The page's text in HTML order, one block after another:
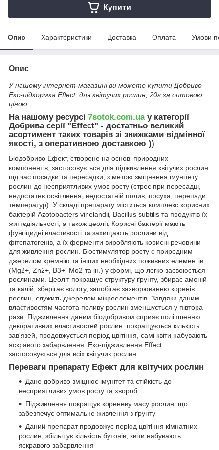
Купити
Опис Характеристики Доставка Оплата Умови
Опис
У нашому інтернет-магазині ви можете купити Добриво
Еко-підкормка Effect, для квітучих рослин, 20г за оптовою
ціною.
На нашому ресурсі 7sotok.com.uaу категорії
Добрива серії "Effect" - достатньо великий
асортимент таких товарів зі знижками відмінної
якості, з оперативною доставкою ))
Біодобриво Ефект, створене на основі природних
компонентів, застосовується для підживлення квітучих рослин
під час посадки та пересадки, з метою зміцнення імунітету
рослин до несприятливих умов росту (стрес при пересадці,
недостатнє освітлення, недостатній полив, посуха, перепади
температур). У складі препарату міститься комплекс корисних
бактерій Azotobacters vinelandii, Bacillus subtilis та продуктів їх
життєдіяльності, а також цеоліт. Корисні бактерії мають
фунгіцидні властивості та захищають рослини від
фітопатогенів, а їх ферменти виробляють корисні речовини
для живлення рослин. Біостимулятор росту є природним
джерелом кремнію та інших необхідних поживних елементів
(Mg2+, Zn2+, B3+, Mo2 та ін.) у формі, що легко засвоюється
рослинами. Цеоліт покращує структуру ґрунту, збирає амоній
та калій, зберігає вологу, запобігає захворюванню коренів
рослин, служить джерелом мікроелементів. Завдяки даним
властивостям частота поливу рослин зменшується у півтора
рази. Підживлення даним біодобривом сприяє поліпшенню
декоративних властивостей рослин: покращується кількість
зав'язей, продовжується період цвітіння, самі квіти набувають
яскравого забарвлення. Еко-підживлення Effect
застосовується для всіх квітучих рослин.
Переваги препарату Ефект для квітучих рослин
Дане добриво зміцнює імунітет та стійкість до
несприятливих умов росту та хвороб
Підживлення покращує кореневу масу рослин, що
забезпечує оптимальне живлення з ґрунту
Даний препарат продовжує період цвітіння кімнатних
рослин, збільшує кількість бутонів, квіти набувають
яскравого забарвлення